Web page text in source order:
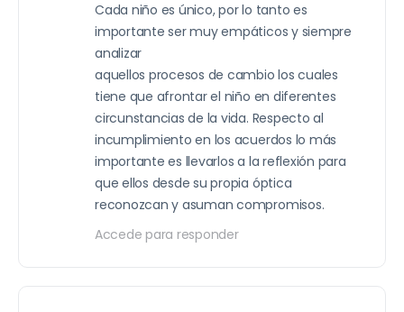
Cada niño es único, por lo tanto es
importante ser muy empáticos y siempre
analizar
aquellos procesos de cambio los cuales
tiene que afrontar el niño en diferentes
circunstancias de la vida. Respecto al
incumplimiento en los acuerdos lo más
importante es llevarlos a la reflexión para
que ellos desde su propia óptica
reconozcan y asuman compromisos.
Accede para responder